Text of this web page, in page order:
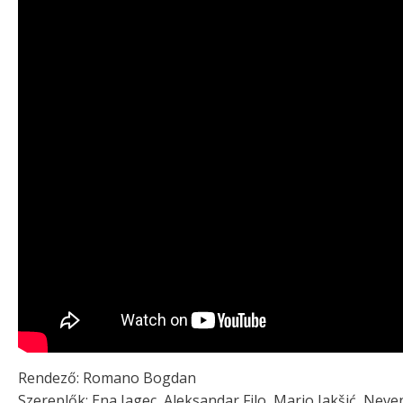
Rendező: Romano Bogdan